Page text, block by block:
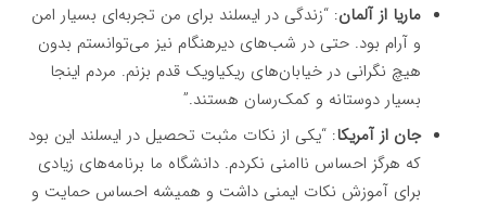
ماریا از آلمان: “زندگی در ایسلند برای من تجربه‌ای بسیار امن
و آرام بود. حتی در شب‌های دیرهنگام نیز می‌توانستم بدون
هیچ نگرانی در خیابان‌های ریکیاویک قدم بزنم. مردم اینجا
بسیار دوستانه و کمک‌رسان هستند.”
جان از آمریکا: “یکی از نکات مثبت تحصیل در ایسلند این بود
که هرگز احساس ناامنی نکردم. دانشگاه ما برنامه‌های زیادی
برای آموزش نکات ایمنی داشت و همیشه احساس حمایت و